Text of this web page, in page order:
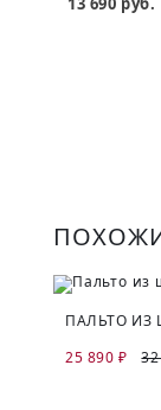
ПАЛЬТО ИЗ
25 890 ₽